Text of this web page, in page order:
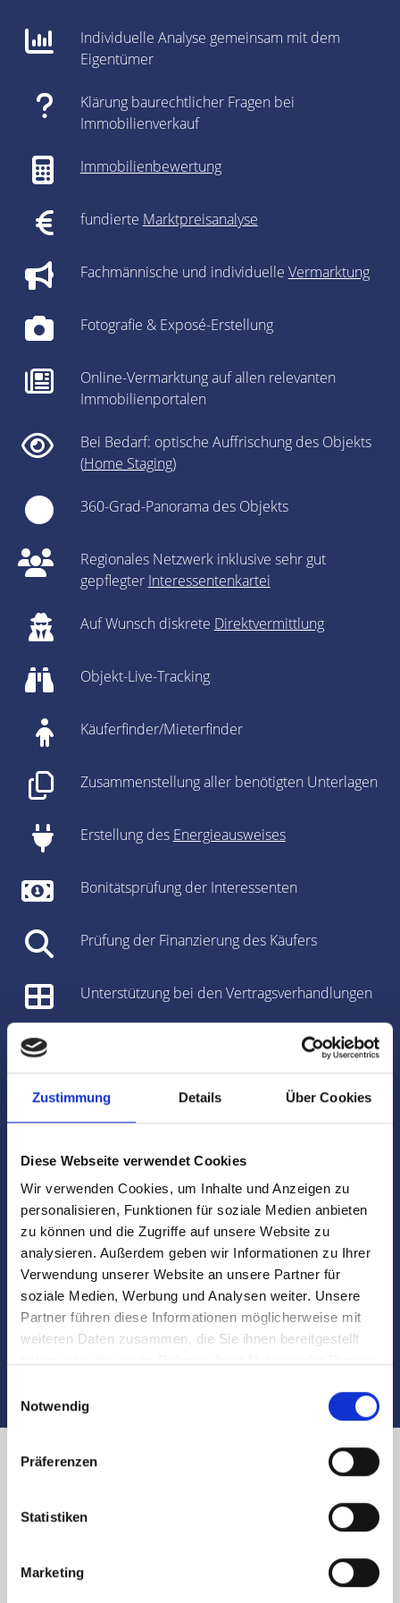
Zustimmung Details Über Cookies
Diese Webseite verwendet Cookies
Wir verwenden Cookies, um Inhalte und Anzeigen zu
personalisieren, Funktionen für soziale Medien anbieten
zu können und die Zugriffe auf unsere Website zu
analysieren. Außerdem geben wir Informationen zu Ihrer
Verwendung unserer Website an unsere Partner für
soziale Medien, Werbung und Analysen weiter. Unsere
Partner führen diese Informationen möglicherweise mit
weiteren Daten zusammen, die Sie ihnen bereitgestellt
Notwendig
Präferenzen
Statistiken
Marketing
Individuelle Analyse gemeinsam mit dem
Eigentümer
Klärung baurechtlicher Fragen bei
Immobilienverkauf
Immobilienbewertung
fundierte Marktpreisanalyse
Fachmännische und individuelle Vermarktung
Fotografie & Exposé-Erstellung
Online-Vermarktung auf allen relevanten
Immobilienportalen
Bei Bedarf: optische Auffrischung des Objekts
(Home Staging)
360-Grad-Panorama des Objekts
Regionales Netzwerk inklusive sehr gut
gepflegter Interessentenkartei
Auf Wunsch diskrete Direktvermittlung
Objekt-Live-Tracking
Käuferfinder/Mieterfinder
Zusammenstellung aller benötigten Unterlagen
Erstellung des Energieausweises
Bonitätsprüfung der Interessenten
Prüfung der Finanzierung des Käufers
Unterstützung bei den Vertragsverhandlungen
Vorbereitung des Kaufvertrages/Mietvertrages
Vorbereitung und Koordinierung des
Notartermins
Marktdaten
Besichtigungen
Begleitung und Unterstützung bei der Objekt-
Übergabe
Auch nach dem Verkauf sind wir für Sie da
Haselnußweg und Umland:
Käufer finden